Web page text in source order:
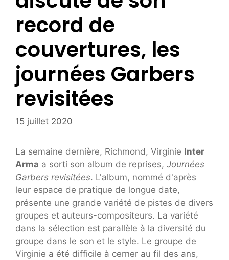
record de
couvertures, les
journées Garbers
revisitées
15 juillet 2020
La semaine dernière, Richmond, Virginie Inter
Arma a sorti son album de reprises, Journées
Garbers revisitées. L'album, nommé d'après
leur espace de pratique de longue date,
présente une grande variété de pistes de divers
groupes et auteurs-compositeurs. La variété
dans la sélection est parallèle à la diversité du
groupe dans le son et le style. Le groupe de
Virginie a été difficile à cerner au fil des ans,